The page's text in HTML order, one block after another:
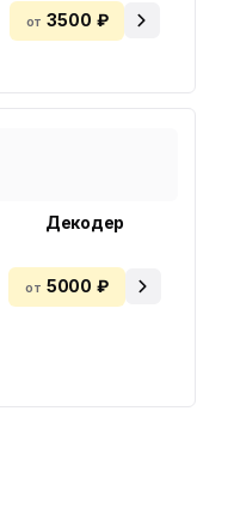
от 3500 ₽
Декодер
от 5000 ₽